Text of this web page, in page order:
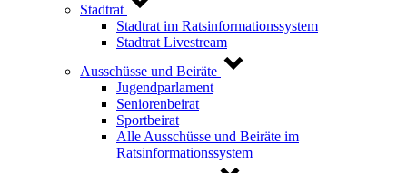
Stadtrat
Stadtrat im Ratsinformationssystem
Stadtrat Livestream
Ausschüsse und Beiräte
Jugendparlament
Seniorenbeirat
Sportbeirat
Alle Ausschüsse und Beiräte im
Ratsinformationssystem